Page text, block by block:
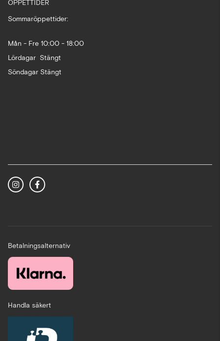
ÖPPETTIDER
Sommaröppettider:
Mån - Fre 10:00 - 18:00
Lördagar Stängt
Söndagar Stängt
Betalningsalternativ
Handla säkert